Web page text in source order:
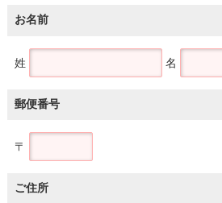
お名前
姓 名
郵便番号
〒
ご住所